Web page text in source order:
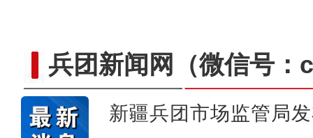
兵团新闻网 （微信号
新疆兵团市场监管局